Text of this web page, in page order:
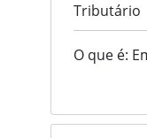
Tributário
O que é: